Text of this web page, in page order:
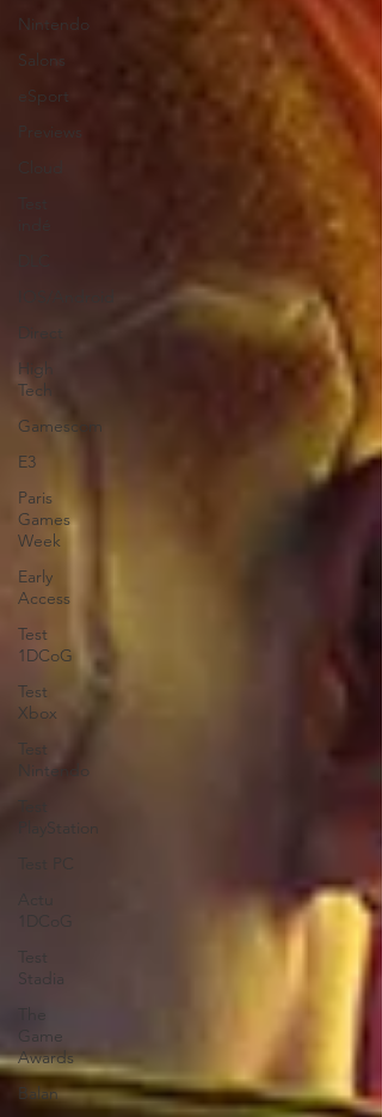
Nintendo
Salons
eSport
Previews
Direct
High
Tech
Gamescom
E3
Paris
Games
Week
Early
Access
Test
1DCoG
Test
Xbox
Test
Nintendo
PlayStation
Test PC
1DCoG
Test
Stadia
The
Game
Awards
Balan